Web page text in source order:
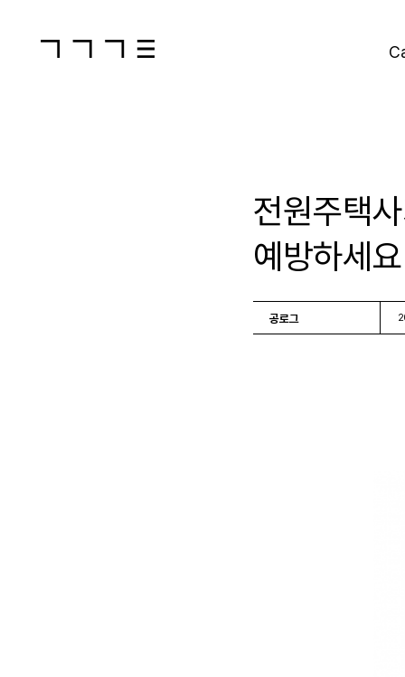
전원주택
예방하세요
공로그